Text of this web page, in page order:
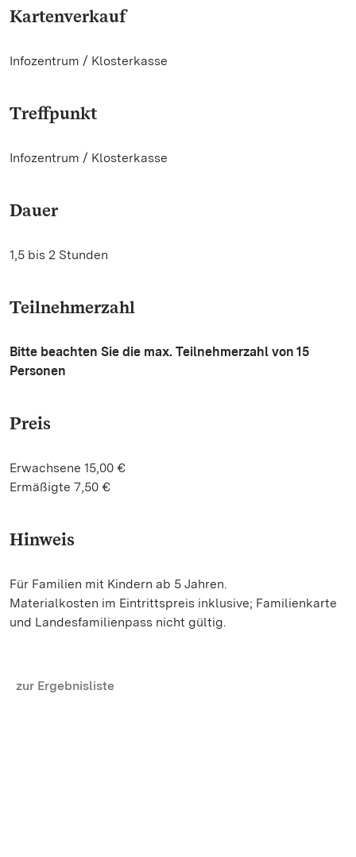
Kartenverkauf
Infozentrum / Klosterkasse
Treffpunkt
Infozentrum / Klosterkasse
Dauer
1,5 bis 2 Stunden
Teilnehmerzahl
Bitte beachten Sie die max. Teilnehmerzahl von 15
Personen
Preis
Erwachsene 15,00 €
Ermäßigte 7,50 €
Hinweis
Für Familien mit Kindern ab 5 Jahren.
Materialkosten im Eintrittspreis inklusive; Familienkarte
und Landesfamilienpass nicht gültig.
zur Ergebnisliste